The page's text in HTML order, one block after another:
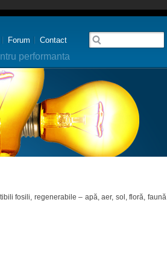
Forum Contact
performanta
fosili, regenerabile – apă, aer, sol, floră, faună